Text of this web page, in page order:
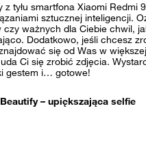
z tyłu smartfona Xiaomi Redmi
sztucznej inteligencji.
ważnych dla Ciebie chwil,
Dodatkowo, jeśli chcesz
się od Was w
Ci się zrobić zdjęcia.
gestem i… gotowe!
– upiększająca selfie